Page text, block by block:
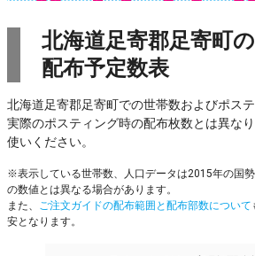
北海道足寄郡足寄町
配布予定数表
北海道足寄郡足寄町での世帯数およびポス
実際のポスティング時の配布枚数とは異な
使いください。
※表示している世帯数、人口データは2015年の国
の数値とは異なる場合があります。
また、 ご注文ガイドの配布範囲と配布部数について
安となります。